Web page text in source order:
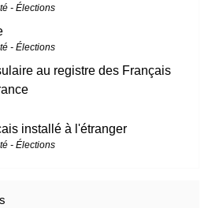
- Élections
- Élections
au registre des Français
installé à l'étranger
- Élections